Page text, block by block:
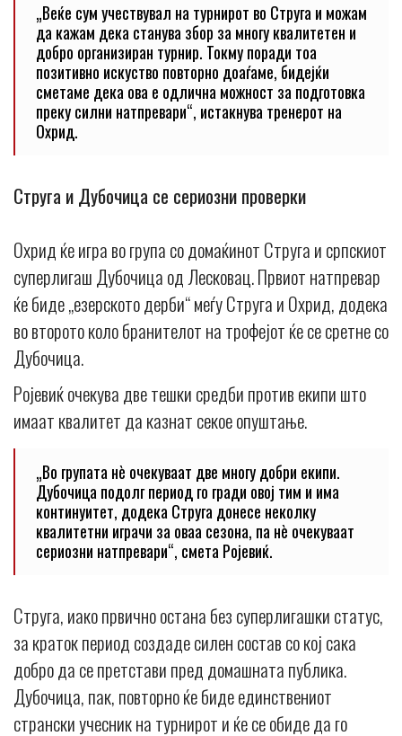
„Веќе сум учествувал на турнирот во Струга и можам
да кажам дека станува збор за многу квалитетен и
добро организиран турнир. Токму поради тоа
позитивно искуство повторно доаѓаме, бидејќи
сметаме дека ова е одлична можност за подготовка
преку силни натпревари“, истакнува тренерот на
Охрид.
Струга и Дубочица се сериозни проверки
Охрид ќе игра во група со домаќинот Струга и српскиот
суперлигаш Дубочица од Лесковац. Првиот натпревар
ќе биде „езерското дерби“ меѓу Струга и Охрид, додека
во второто коло бранителот на трофејот ќе се сретне со
Дубочица.
Ројевиќ очекува две тешки средби против екипи што
имаат квалитет да казнат секое опуштање.
„Во групата нè очекуваат две многу добри екипи.
Дубочица подолг период го гради овој тим и има
континуитет, додека Струга донесе неколку
квалитетни играчи за оваа сезона, па нè очекуваат
сериозни натпревари“, смета Ројевиќ.
Струга, иако првично остана без суперлигашки статус,
за краток период создаде силен состав со кој сака
добро да се претстави пред домашната публика.
Дубочица, пак, повторно ќе биде единствениот
странски учесник на турнирот и ќе се обиде да го